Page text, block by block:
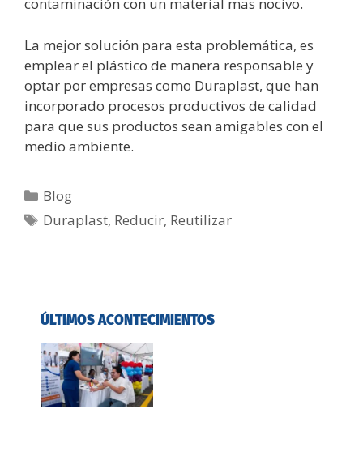
contaminación con un material mas nocivo.
La mejor solución para esta problemática, es
emplear el plástico de manera responsable y
optar por empresas como Duraplast, que han
incorporado procesos productivos de calidad
para que sus productos sean amigables con el
medio ambiente.
Blog
Duraplast, Reducir, Reutilizar
ÚLTIMOS ACONTECIMIENTOS